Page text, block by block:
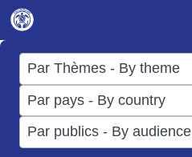
Aller
au
contenu
Par Thèmes - By theme
17
results
available
Par pays - By country
50
results
available
Par publics - By audience
results